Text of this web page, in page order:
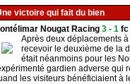
victoire qui fait du bien
Nougat Racing3 - 1 fc
Après deux déplacements
recevoir le deuxième de la
était néanmoins pour les
gardien adverse qui
les visiteurs bénéficiaient à